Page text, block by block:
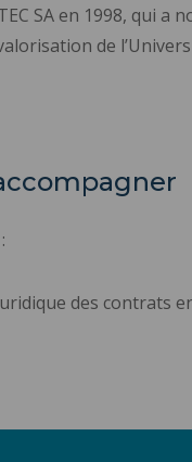
SA en 1998, qui a
de
des contrats